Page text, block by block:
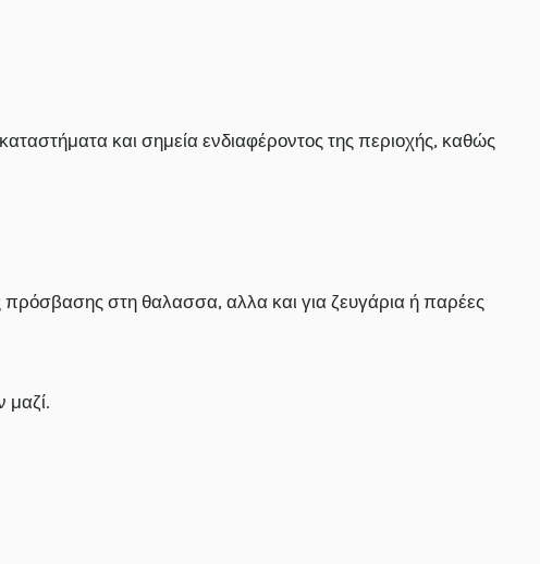
και σημεία ενδιαφέροντος της περιοχής, καθώς
πρόσβασης στη θαλασσα, αλλα και για ζευγάρια ή παρέες
μαζί.